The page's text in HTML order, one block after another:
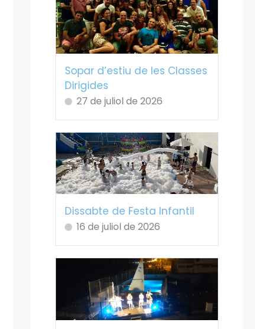
Sopar d’estiu de les Classes
Dirigides
27 de juliol de 2026
Dissabte de Festa Infantil
16 de juliol de 2026